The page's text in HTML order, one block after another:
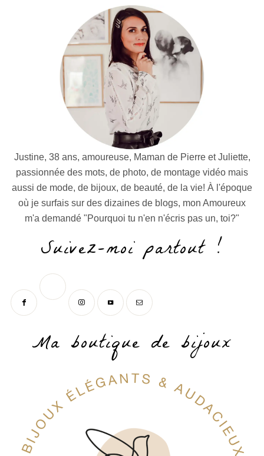
Justine, 38 ans, amoureuse, Maman de Pierre et Juliette,
passionnée des mots, de photo, de montage vidéo mais
aussi de mode, de bijoux, de beauté, de la vie! À l'époque
où je surfais sur des dizaines de blogs, mon Amoureux
m'a demandé "Pourquoi tu n'en n'écris pas un, toi?"
Suivez-moi partout !
Ma boutique de bijoux